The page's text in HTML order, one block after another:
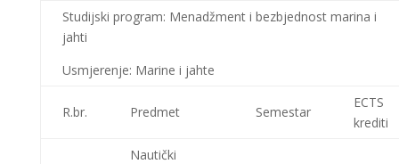
Studijski program: Menadžment i bezbjednost marina i
jahti
Usmjerenje: Marine i jahte
R.br. Predmet Semestar
ECTS
krediti
Nautički